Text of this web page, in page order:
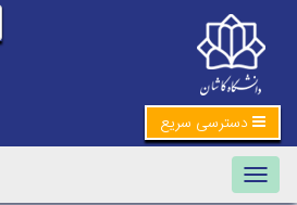
دسترسی سریع
Toggle navigation